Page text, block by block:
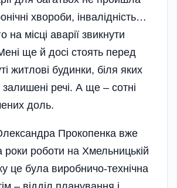
хвороби, інвалідність…
на місці аварії звикнути
ще й досі стоять перед
житлові будинки, біля яких
речі. А ще – сотні
доль.
Прокопенка вже
роботи на Хмельницькій
це була виробничо-технічна